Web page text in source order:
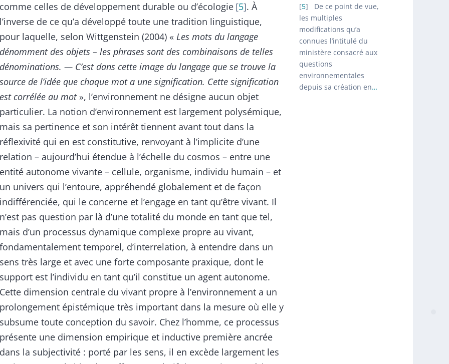
comme celles de développement durable ou d’écologie 5 . À
l’inverse de ce qu’a développé toute une tradition linguistique,
pour laquelle, selon Wittgenstein (2004) « Les mots du langage
dénomment des objets – les phrases sont des combinaisons de telles
dénominations. — C’est dans cette image du langage que se trouve la
source de l’idée que chaque mot a une signification. Cette signification
est corrélée au mot », l’environnement ne désigne aucun objet
particulier. La notion d’environnement est largement polysémique,
mais sa pertinence et son intérêt tiennent avant tout dans la
réflexivité qui en est constitutive, renvoyant à l’implicite d’une
relation – aujourd’hui étendue à l’échelle du cosmos – entre une
entité autonome vivante – cellule, organisme, individu humain – et
un univers qui l’entoure, appréhendé globalement et de façon
indifférenciée, qui le concerne et l’engage en tant qu’être vivant. Il
n’est pas question par là d’une totalité du monde en tant que tel,
mais d’un processus dynamique complexe propre au vivant,
fondamentalement temporel, d’interrelation, à entendre dans un
sens très large et avec une forte composante praxique, dont le
support est l’individu en tant qu’il constitue un agent autonome.
Cette dimension centrale du vivant propre à l’environnement a un
prolongement épistémique très important dans la mesure où elle y
subsume toute conception du savoir. Chez l’homme, ce processus
présente une dimension empirique et inductive première ancrée
dans la subjectivité : porté par les sens, il en excède largement les
5
De ce point de vue,
les multiples
modifications qu’a
connues l’intitulé du
ministère consacré aux
questions
environnementales
depuis sa création en…